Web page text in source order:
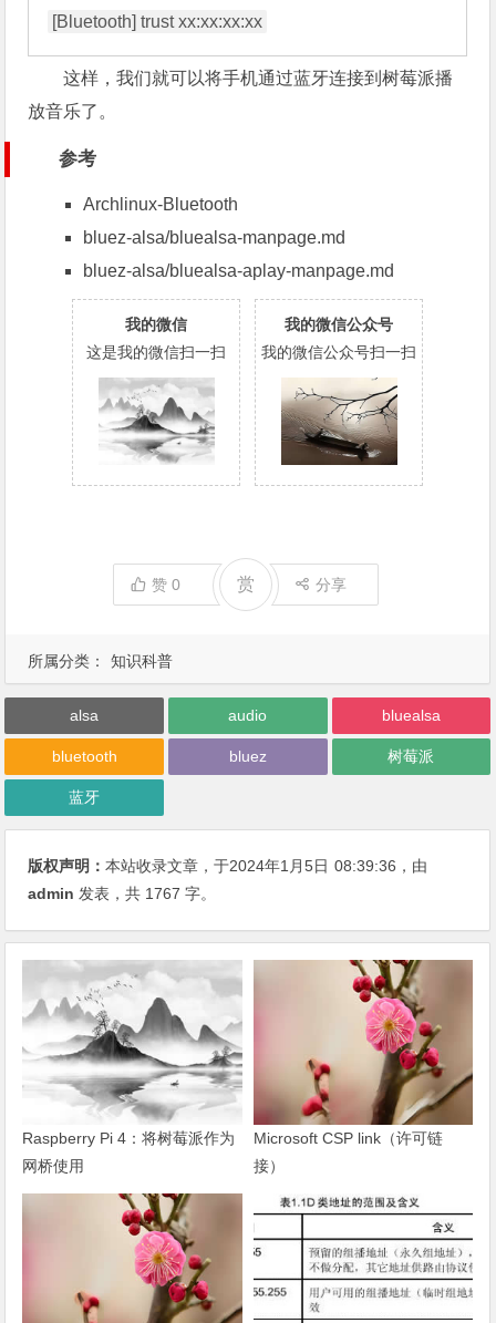
所属分类： 知识科普
这样，我们就可以将手机通过蓝牙连接到树莓派播
放音乐了。
参考
Archlinux-Bluetooth
bluez-alsa/bluealsa-manpage.md
bluez-alsa/bluealsa-aplay-manpage.md
我的微信
这是我的微信扫一扫
我的微信公众号
我的微信公众号扫一扫
赞0 赏 分享
alsa audio bluealsa
bluetooth bluez 树莓派
蓝牙
版权声明：本站收录文章，于2024年1月5日 08:39:36 ，由
admin 发表，共 1767 字。
Raspberry Pi 4：将树莓派作为
网桥使用
Microsoft CSP link（许可链
接）